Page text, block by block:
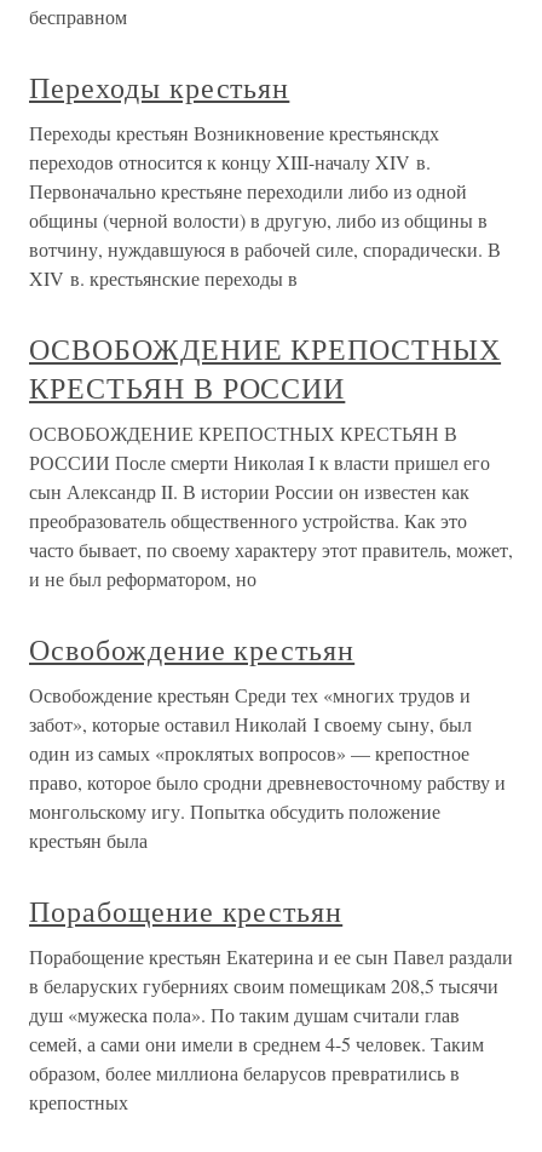
бесправном
Переходы крестьян
Переходы крестьян Возникновение крестьянскдх
переходов относится к концу XIII-началу XIV в.
Первоначально крестьяне переходили либо из одной
общины (черной волости) в другую, либо из общины в
вотчину, нуждавшуюся в рабочей силе, спорадически. В
XIV в. крестьянские переходы в
ОСВОБОЖДЕНИЕ КРЕПОСТНЫХ
КРЕСТЬЯН В РОССИИ
ОСВОБОЖДЕНИЕ КРЕПОСТНЫХ КРЕСТЬЯН В
РОССИИ После смерти Николая I к власти пришел его
сын Александр II. В истории России он известен как
преобразователь общественного устройства. Как это
часто бывает, по своему характеру этот правитель, может,
и не был реформатором, но
Освобождение крестьян
Освобождение крестьян Среди тех «многих трудов и
забот», которые оставил Николай I своему сыну, был
один из самых «проклятых вопросов» — крепостное
право, которое было сродни древневосточному рабству и
монгольскому игу. Попытка обсудить положение
крестьян была
Порабощение крестьян
Порабощение крестьян Екатерина и ее сын Павел раздали
в беларуских губерниях своим помещикам 208,5 тысячи
душ «мужеска пола». По таким душам считали глав
семей, а сами они имели в среднем 4-5 человек. Таким
образом, более миллиона беларусов превратились в
крепостных